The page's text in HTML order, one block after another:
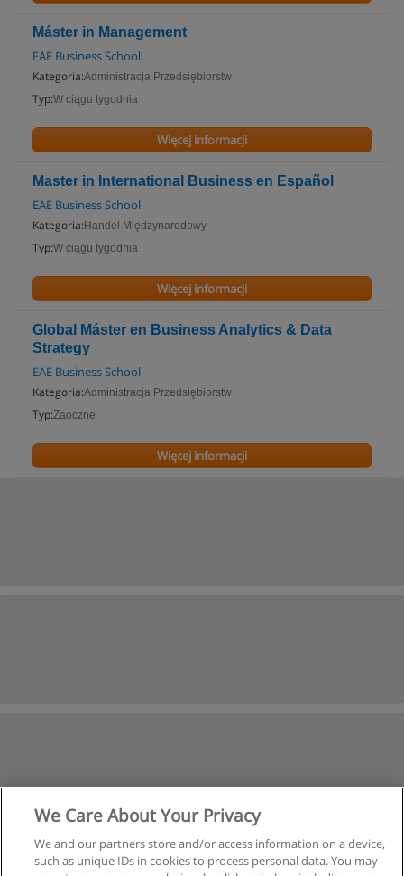
Máster in Management
EAE Business School
Kategoria:Administracja Przedsiębiorstw
Typ:W ciągu tygodnia
Więcej informacji
Master in International Business en Español
EAE Business School
Kategoria: Handel Międzynarodowy
Typ:W ciągu tygodnia
Więcej informacji
Global Máster en Business Analytics & Data
Strategy
EAE Business School
Kategoria:Administracja Przedsiębiorstw
Typ:Zaoczne
Więcej informacji
Następne
We Care About Your Privacy
We and our partners store and/or access information on a device,
such as unique IDs in cookies to process personal data. You may